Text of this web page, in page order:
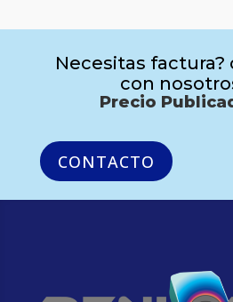
Necesitas
con nosotros
Precio
CONTACTO